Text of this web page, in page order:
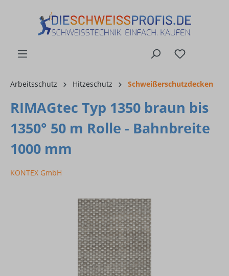
Arbeitsschutz Hitzeschutz Schweißerschutzdecken
RIMAGtec Typ 1350 braun bis
1350° 50 m Rolle - Bahnbreite
1000 mm
KONTEX GmbH
Bildergalerie überspringen